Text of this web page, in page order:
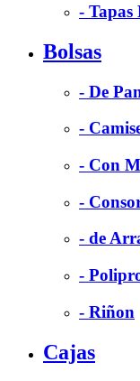
- Tapas
Bolsas
- De
-
- Con
-
- de
-
- Riñon
Cajas